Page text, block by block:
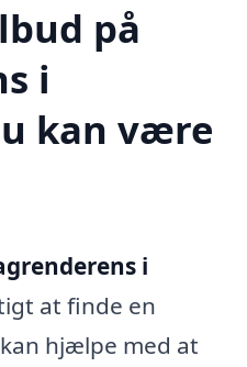
på
i
kan være
i
at finde en
hjælpe med at